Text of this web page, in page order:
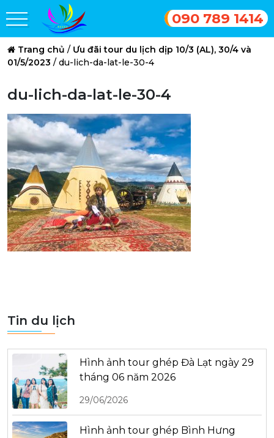
090 789 1414
Trang chủ / Ưu đãi tour du lịch dịp 10/3 (AL), 30/4 và
01/5/2023 / du-lich-da-lat-le-30-4
du-lich-da-lat-le-30-4
Tin du lịch
Hình ảnh tour ghép Đà Lạt ngày 29
tháng 06 năm 2026
29/06/2026
Hình ảnh tour ghép Bình Hưng